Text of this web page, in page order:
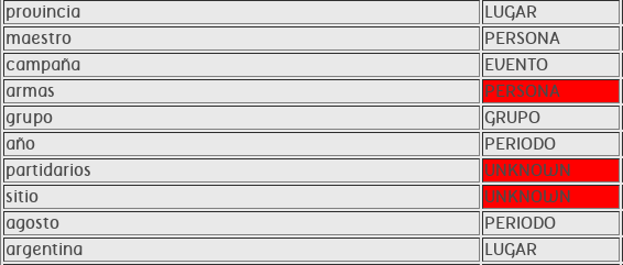
provincia
LUGAR
maestro
PERSONA
campaña
EVENTO
armas
PERSONA
grupo
GRUPO
año
PERIODO
partidarios
UNKNOWN
sitio
UNKNOWN
agosto
PERIODO
argentina
LUGAR